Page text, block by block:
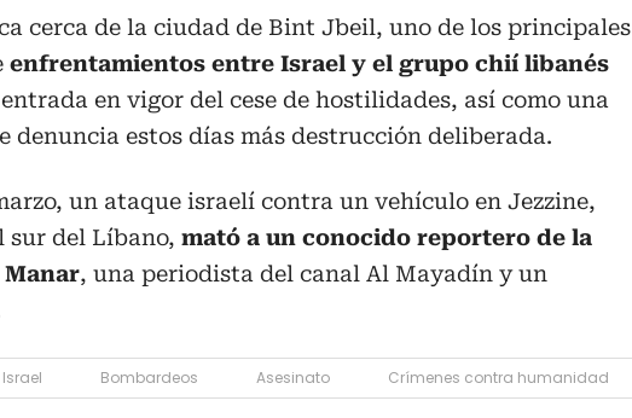
cerca de la ciudad de Bint Jbeil, uno de los principales
enfrentamientos entre Israel y el grupo chií libanés
en vigor del cese de hostilidades, así como una
denuncia estos días más destrucción deliberada.
un ataque israelí contra un vehículo en Jezzine,
sur del Líbano, mató a un conocido reportero de la
, una periodista del canal Al Mayadín y un
Israel Bombardeos Asesinato Crímenes contra humanidad